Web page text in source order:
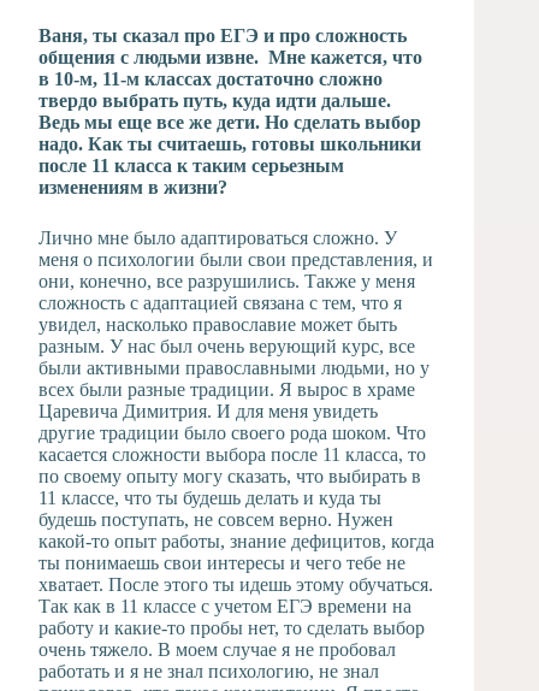
Ваня, ты сказал про ЕГЭ и про сложность
общения с людьми извне. Мне кажется, что
в 10-м, 11-м классах достаточно сложно
твердо выбрать путь, куда идти дальше.
Ведь мы еще все же дети. Но сделать выбор
надо. Как ты считаешь, готовы школьники
после 11 класса к таким серьезным
изменениям в жизни?
Лично мне было адаптироваться сложно. У
меня о психологии были свои представления, и
они, конечно, все разрушились. Также у меня
сложность с адаптацией связана с тем, что я
увидел, насколько православие может быть
разным. У нас был очень верующий курс, все
были активными православными людьми, но у
всех были разные традиции. Я вырос в храме
Царевича Димитрия. И для меня увидеть
другие традиции было своего рода шоком. Что
касается сложности выбора после 11 класса, то
по своему опыту могу сказать, что выбирать в
11 классе, что ты будешь делать и куда ты
будешь поступать, не совсем верно. Нужен
какой-то опыт работы, знание дефицитов, когда
ты понимаешь свои интересы и чего тебе не
хватает. После этого ты идешь этому обучаться.
Так как в 11 классе с учетом ЕГЭ времени на
работу и какие-то пробы нет, то сделать выбор
очень тяжело. В моем случае я не пробовал
работать и я не знал психологию, не знал